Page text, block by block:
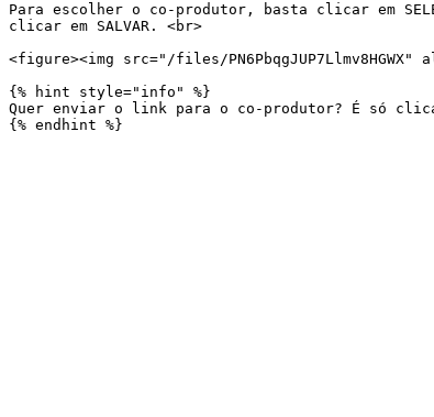
Para escolher o co-produtor, basta clicar em
clicar em SALVAR. <br>
<figure><img src="/files/
{% hint style="info" %}
Quer enviar o link para o co-produtor? É só